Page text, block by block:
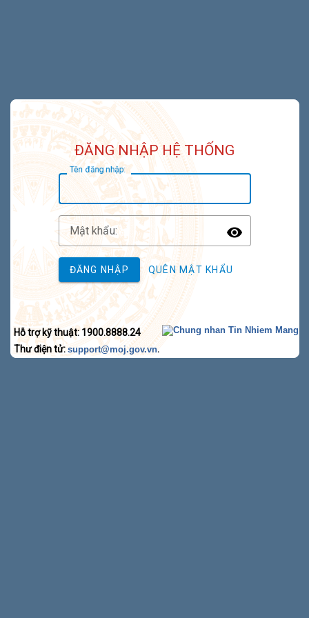
ĐĂNG NHẬP HỆ THỐNG
Tên đăng nhập:
Mật khẩu:
Toggle
ĐĂNG NHẬP QUÊN MẬT KHẨU
Hỗ trợ kỹ thuật: 1900.8888.24
Thư điện tử: support@moj.gov.vn.